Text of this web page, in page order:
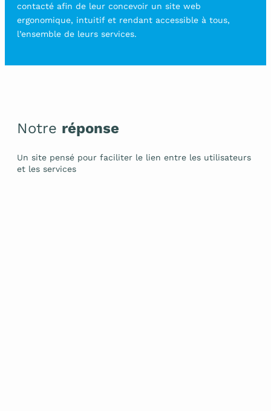
contacté afin de leur concevoir un site web
ergonomique, intuitif et rendant accessible à tous,
l’ensemble de leurs services.
Notre réponse
Un site pensé pour faciliter le lien entre les utilisateurs
et les services